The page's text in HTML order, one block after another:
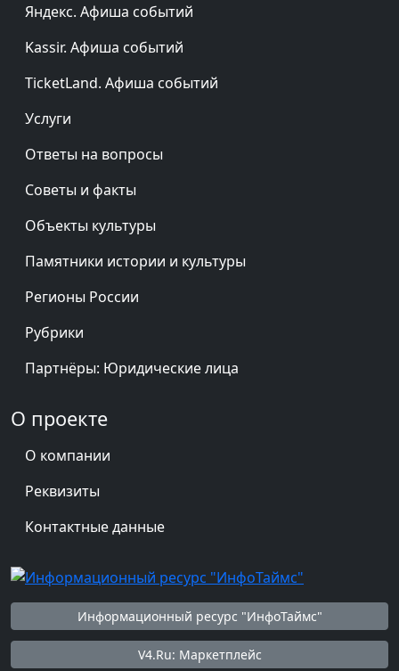
Яндекс. Афиша событий
Kassir. Афиша событий
TicketLand. Афиша событий
Услуги
Ответы на вопросы
Советы и факты
Объекты культуры
Памятники истории и культуры
Регионы России
Рубрики
Партнёры: Юридические лица
О проекте
О компании
Реквизиты
Контактные данные
Информационный ресурс "ИнфоТаймс"
V4.Ru: Маркетплейс